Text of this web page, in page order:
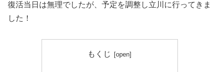
復活当日は無理でしたが、予定を調整し立川に行ってきま
した！
もくじ